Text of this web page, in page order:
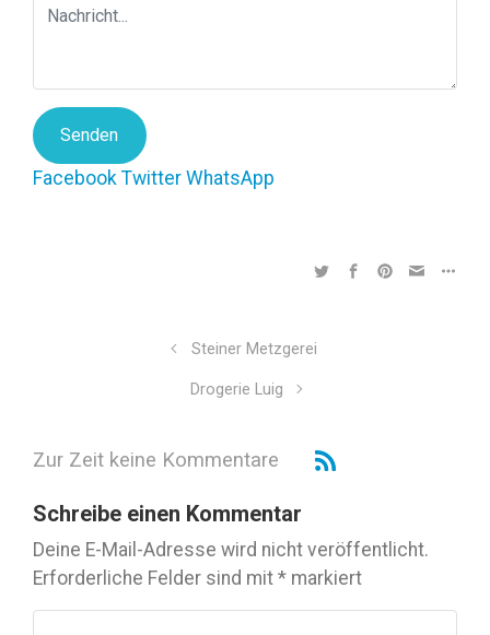
Senden
Facebook Twitter WhatsApp
Steiner Metzgerei
Drogerie Luig
Zur Zeit keine Kommentare
Schreibe einen Kommentar
Deine E-Mail-Adresse wird nicht veröffentlicht.
Erforderliche Felder sind mit * markiert